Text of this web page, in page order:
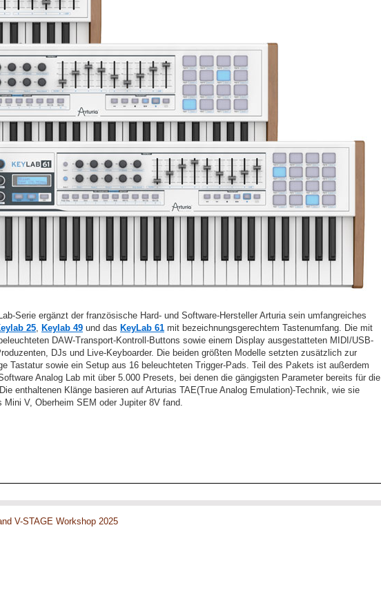
Serie ergänzt der französische Hard- und Software-Hersteller Arturia sein umfangreiches
25, Keylab 49 und das KeyLab 61 mit bezeichnungsgerechtem Tastenumfang. Die mit
DAW-Transport-Kontroll-Buttons sowie einem Display ausgestatteten MIDI/USB-
DJs und Live-Keyboarder. Die beiden größten Modelle setzten zusätzlich zur
Tastatur sowie ein Setup aus 16 beleuchteten Trigger-Pads. Teil des Pakets ist außerdem
Analog Lab mit über 5.000 Presets, bei denen die gängigsten Parameter bereits für die
enthaltenen Klänge basieren auf Arturias TAE(True Analog Emulation)-Technik, wie sie
Mini V, Oberheim SEM oder Jupiter 8V fand.
V-STAGE Workshop 2025